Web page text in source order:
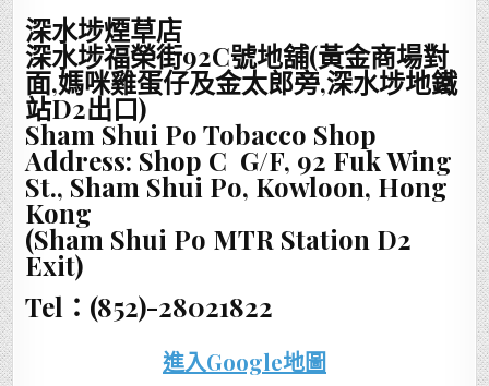
深水埗煙草店
深水埗福榮街92C號地舖(黃金商場對
面,媽咪雞蛋仔及金太郎旁,深水埗地鐵
站D2出口)
Sham Shui Po Tobacco Shop
Address: Shop C G/F, 92 Fuk Wing
St., Sham Shui Po, Kowloon, Hong
Kong
(Sham Shui Po MTR Station D2
Exit)
Tel：(852)-28021822
進入Google地圖